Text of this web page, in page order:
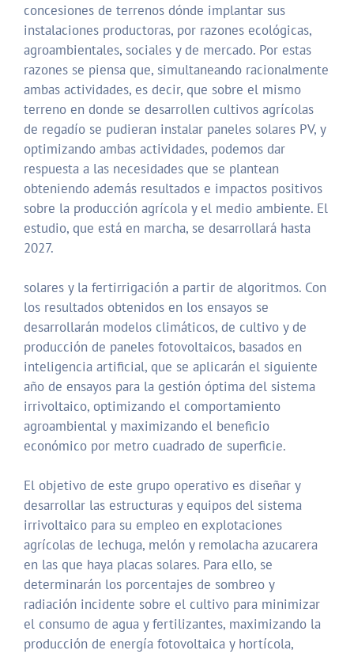
concesiones de terrenos dónde implantar sus
instalaciones productoras, por razones ecológicas,
agroambientales, sociales y de mercado. Por estas
razones se piensa que, simultaneando racionalmente
ambas actividades, es decir, que sobre el mismo
terreno en donde se desarrollen cultivos agrícolas
de regadío se pudieran instalar paneles solares PV, y
optimizando ambas actividades, podemos dar
respuesta a las necesidades que se plantean
obteniendo además resultados e impactos positivos
sobre la producción agrícola y el medio ambiente. El
estudio, que está en marcha, se desarrollará hasta
2027.
solares y la fertirrigación a partir de algoritmos. Con
los resultados obtenidos en los ensayos se
desarrollarán modelos climáticos, de cultivo y de
producción de paneles fotovoltaicos, basados en
inteligencia artificial, que se aplicarán el siguiente
año de ensayos para la gestión óptima del sistema
irrivoltaico, optimizando el comportamiento
agroambiental y maximizando el beneficio
económico por metro cuadrado de superficie.
El objetivo de este grupo operativo es diseñar y
desarrollar las estructuras y equipos del sistema
irrivoltaico para su empleo en explotaciones
agrícolas de lechuga, melón y remolacha azucarera
en las que haya placas solares. Para ello, se
determinarán los porcentajes de sombreo y
radiación incidente sobre el cultivo para minimizar
el consumo de agua y fertilizantes, maximizando la
producción de energía fotovoltaica y hortícola,